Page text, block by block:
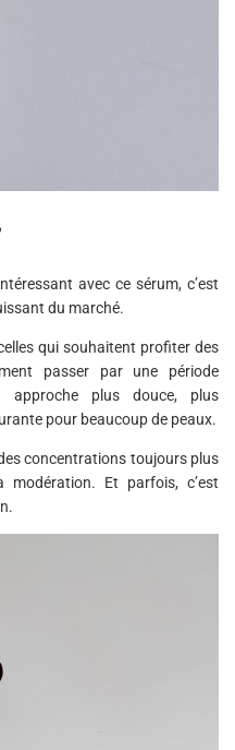
avec ce sérum, c’est
du marché.
qui souhaitent profiter des
passer par une période
approche plus douce, plus
pour beaucoup de peaux.
concentrations toujours plus
Et parfois, c’est